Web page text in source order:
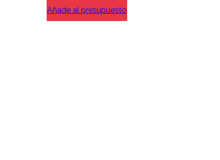
Añade al presupuesto